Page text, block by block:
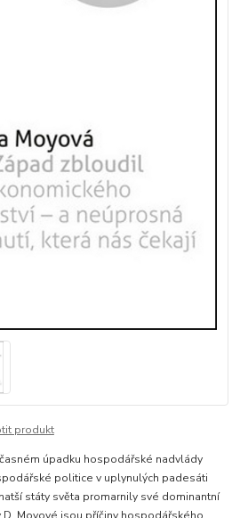
produkt
úpadku hospodářské nadvlády
politice v uplynulých padesáti
státy světa promarnily své dominantní